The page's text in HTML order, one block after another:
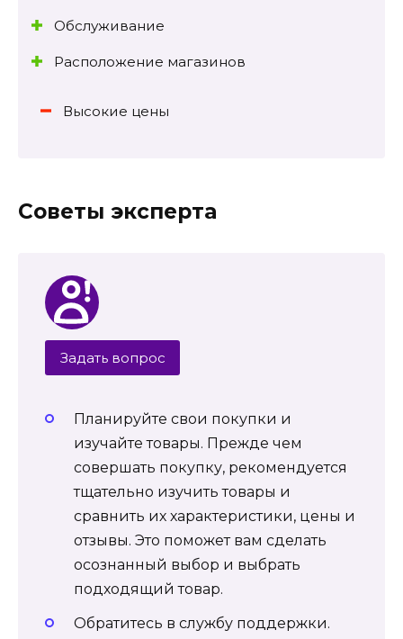
Обслуживание
Расположение магазинов
Высокие цены
Советы эксперта
Задать вопрос
Планируйте свои покупки и
изучайте товары. Прежде чем
совершать покупку, рекомендуется
тщательно изучить товары и
сравнить их характеристики, цены и
отзывы. Это поможет вам сделать
осознанный выбор и выбрать
подходящий товар.
Обратитесь в службу поддержки.